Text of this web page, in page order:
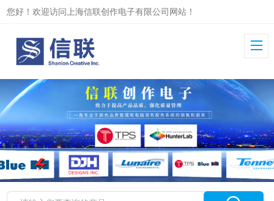
您好！欢迎访问上海信联创作电子有限公司网站！